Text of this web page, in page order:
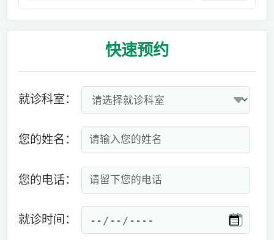
快速预约
就诊科室：
您的姓名：
您的电话：
就诊时间：